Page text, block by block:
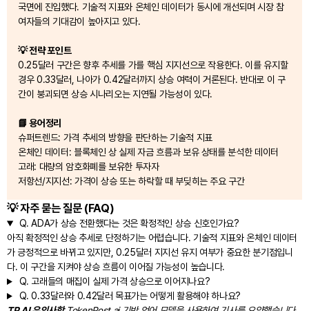
국면에 진입했다. 기술적 지표와 온체인 데이터가 동시에 개선되며 시장 참
여자들의 기대감이 높아지고 있다.
💡 전략 포인트
0.25달러 구간은 향후 추세를 가를 핵심 지지선으로 작용한다. 이를 유지할
경우 0.33달러, 나아가 0.42달러까지 상승 여력이 거론된다. 반대로 이 구
간이 붕괴되면 상승 시나리오는 지연될 가능성이 있다.
📘 용어정리
슈퍼트렌드: 가격 추세의 방향을 판단하는 기술적 지표
온체인 데이터: 블록체인 상 실제 자금 흐름과 보유 상태를 분석한 데이터
고래: 대량의 암호화폐를 보유한 투자자
저항선/지지선: 가격이 상승 또는 하락할 때 부딪히는 주요 구간
💡 자주 묻는 질문 (FAQ)
Q. ADA가 상승 전환했다는 것은 확정적인 상승 신호인가요?
아직 확정적인 상승 추세로 단정하기는 어렵습니다. 기술적 지표와 온체인 데이터
가 긍정적으로 바뀌고 있지만, 0.25달러 지지선 유지 여부가 중요한 분기점입니
다. 이 구간을 지켜야 상승 흐름이 이어질 가능성이 높습니다.
Q. 고래들의 매집이 실제 가격 상승으로 이어지나요?
Q. 0.33달러와 0.42달러 목표가는 어떻게 활용해야 하나요?